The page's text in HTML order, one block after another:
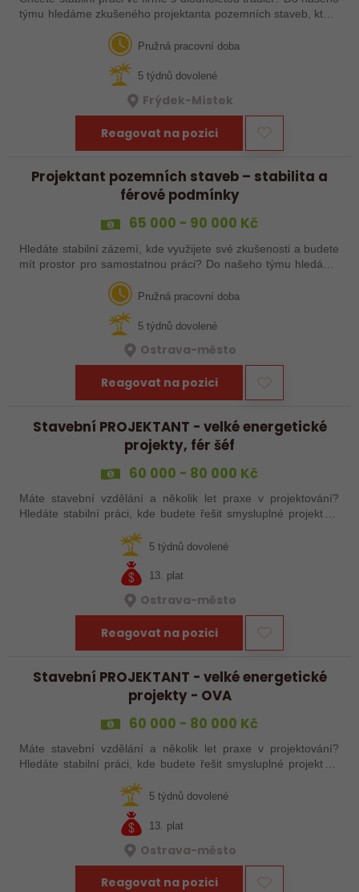
týmu hledáme zkušeného projektanta pozemních staveb, který
Pružná pracovní doba
5 týdnů dovolené
Frýdek-Místek
Reagovat na pozici
Projektant pozemních staveb – stabilita a
férové podmínky
65 000 - 90 000 Kč
Hledáte stabilní zázemí, kde využijete své zkušenosti a budete
mít prostor pro samostatnou práci? Do našeho týmu hledáme
zkušeného projektanta pozemních staveb, který ocení férové
podmínky, zajímavé…
Pružná pracovní doba
5 týdnů dovolené
Ostrava-město
Reagovat na pozici
Stavební PROJEKTANT - velké energetické
projekty, fér šéf
60 000 - 80 000 Kč
Máte stavební vzdělání a několik let praxe v projektování?
Hledáte stabilní práci, kde budete řešit smysluplné projekty v
5 týdnů dovolené
13. plat
Ostrava-město
Reagovat na pozici
Stavební PROJEKTANT - velké energetické
projekty - OVA
60 000 - 80 000 Kč
Máte stavební vzdělání a několik let praxe v projektování?
Hledáte stabilní práci, kde budete řešit smysluplné projekty v
5 týdnů dovolené
13. plat
Ostrava-město
Reagovat na pozici